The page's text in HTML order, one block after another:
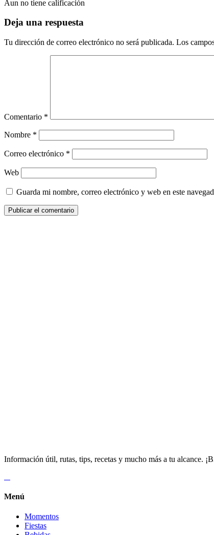
Aun no tiene calificación
Deja una respuesta
Tu dirección de correo electrónico no será publicada. Los
Comentario *
Nombre *
Correo electrónico *
Web
Guarda mi nombre, correo electrónico y web en este
Información útil, rutas, tips, recetas y mucho más a tu alcance.
Menú
Momentos
Fiestas